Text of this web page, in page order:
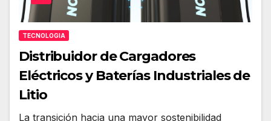
TECNOLOGIA
Distribuidor de Cargadores
Eléctricos y Baterías Industriales de
Litio
La transición hacia una mayor sostenibilidad